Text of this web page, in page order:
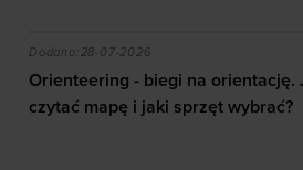
efekty daje trening?
Orienteering - biegi na
Dodano:28-07-2026
Orienteering - biegi na orientację.
czytać mapę i jaki sprzęt wybrać?